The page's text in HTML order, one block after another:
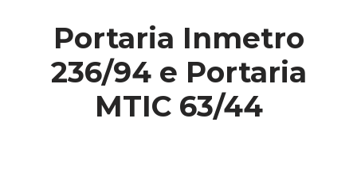
Portaria Inmetro
236/94 e Portaria
MTIC 63/44